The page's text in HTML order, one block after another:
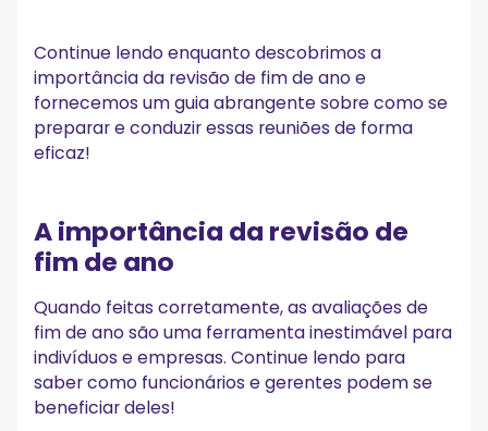
4. Estabeleça metas para o próximo ano
5. Incentive seu funcionário a fazer perguntas
6. Acompanhamento após a revisão de fim de ano
Libere o potencial de suas reuniões anuais de revisão
com o MeetGeek!
Continue lendo enquanto descobrimos a
importância da revisão de fim de ano e
fornecemos um guia abrangente sobre como se
preparar e conduzir essas reuniões de forma
eficaz!
A importância da revisão de
fim de ano
Quando feitas corretamente, as avaliações de
fim de ano são uma ferramenta inestimável para
indivíduos e empresas. Continue lendo para
saber como funcionários e gerentes podem se
beneficiar deles!